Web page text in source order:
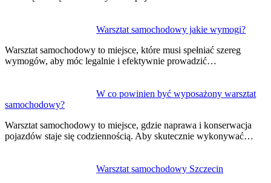
Warsztat samochodowy jakie wymogi?
Warsztat samochodowy to miejsce, które musi spełniać szereg
wymogów, aby móc legalnie i efektywnie prowadzić…
W co powinien być wyposażony warsztat
samochodowy?
Warsztat samochodowy to miejsce, gdzie naprawa i konserwacja
pojazdów staje się codziennością. Aby skutecznie wykonywać…
Warsztat samochodowy Szczecin